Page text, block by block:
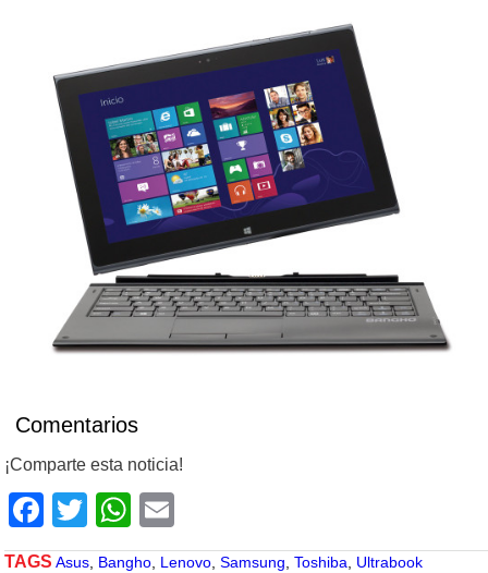
Comentarios
¡Comparte esta noticia!
Facebook
TwitterWhatsApp
TAGS Asus, Bangho, Lenovo, Samsung, Toshiba, Ultrabook